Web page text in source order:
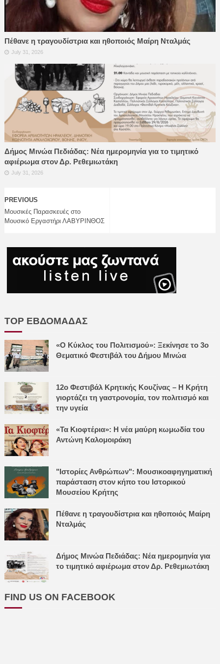
Πέθανε η τραγουδίστρια και ηθοποιός Μαίρη Νταλμάς
July 31, 2026
Δήμος Μινώα Πεδιάδας: Νέα ημερομηνία για το τιμητικό
αφιέρωμα στον Δρ. Ρεθεμιωτάκη
July 31, 2026
PREVIOUS
Μουσικές Παρασκευές στο
Μουσικό Εργαστήρι ΛΑΒΥΡΙΝΘΟΣ
TOP ΕΒΔΟΜΑΔΑΣ
«Ο Κύκλος του Πολιτισμού»: Ξεκίνησε το 3ο
Θεματικό Φεστιβάλ του Δήμου Μινώα
12ο Φεστιβάλ Κρητικής Κουζίνας – Η Κρήτη
γιορτάζει τη γαστρονομία, τον πολιτισμό και
την υγεία
«Τα Κιοφτέρια»: Η νέα μαύρη κωμωδία του
Αντώνη Καλομοιράκη
"Ιστορίες Ανθρώπων": Μουσικοαφηγηματική
παράσταση στον κήπο του Ιστορικού
Μουσείου Κρήτης
Πέθανε η τραγουδίστρια και ηθοποιός Μαίρη
Νταλμάς
Δήμος Μινώα Πεδιάδας: Νέα ημερομηνία για
το τιμητικό αφιέρωμα στον Δρ. Ρεθεμιωτάκη
FIND US ON FACEBOOK